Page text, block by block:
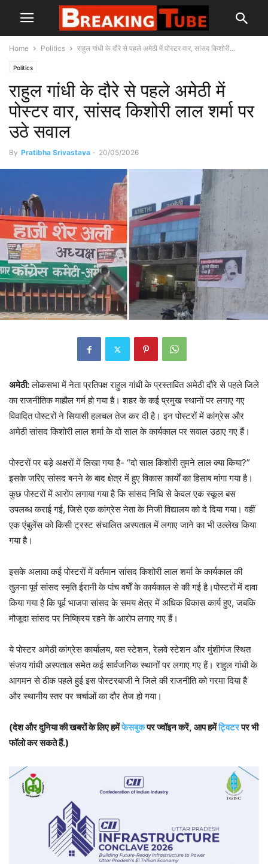
Home Politics राहुल गांधी के दौरे से पहले अमेठी में पोस्टर वार, सांसद किशोरी...
Politics
राहुल गांधी के दौरे से पहले अमेठी में
पोस्टर वार, सांसद किशोरी लाल शर्मा पर
उठे सवाल
By Pratibha Srivastava - 20/05/2026
अमेठी:लोकसभा में नेता प्रतिपक्ष राहुल गांधी के प्रस्तावित अमेठी दौरे से पहले जिले
का राजनीतिक माहौल गर्म हो गया है। शहर के कई प्रमुख स्थानों पर लगाए गए
विवादित पोस्टरों ने सियासी हलचल तेज कर दी है। इन पोस्टरों में कांग्रेस और
अमेठी सांसद किशोरी लाल शर्मा के दो साल के कार्यकाल पर सवाल उठाए गए हैं।
पोस्टरों पर बड़े अक्षरों में लिखा गया है- “दो साल किशोरी तुमने लाल क्या किया?”
इसके जरिए सांसद बनने के बाद क्षेत्र में हुए विकास कार्यों का हिसाब मांगा गया है।
कुछ पोस्टरों में आरोप लगाया गया है कि सांसद निधि से केवल एक स्कूल बस
उपलब्ध कराई गई, जिसे एक कांग्रेस नेता के निजी विद्यालय को दे दिया गया। वहीं
एक एंबुलेंस को किसी ट्रस्ट संचालित अस्पताल में लगाए जाने का भी उल्लेख किया
गया है।
इसके अलावा कई पोस्टरों में वर्तमान सांसद किशोरी लाल शर्मा के कार्यकाल की
तुलना पूर्व सांसद स्मृति ईरानी के पांच वर्षों के कार्यकाल से की गई है।पोस्टरों में दावा
किया गया है कि पूर्व भाजपा सांसद के समय क्षेत्र में अधिक विकास कार्य हुए, जबकि
मौजूदा सांसद पर निष्क्रिय रहने के आरोप लगाए गए हैं।
ये पोस्टर अमेठी कांग्रेस कार्यालय, बस स्टेशन, रेलवे स्टेशन और मुंशीगंज स्थित
संजय गांधी अस्पताल समेत कई सार्वजनिक स्थानों पर लगाए गए हैं। राहुल गांधी के
आगमन से ठीक पहले हुई इस पोस्टरबाजी ने जिले की राजनीति को गरमा दिया है
और स्थानीय स्तर पर चर्चाओं का दौर तेज हो गया।
(देश और दुनिया की खबरों के लिए हमेंफेसबुकपर ज्वॉइन करें, आप हमेंट्विटरपर भी
फॉलो कर सकते हैं.)